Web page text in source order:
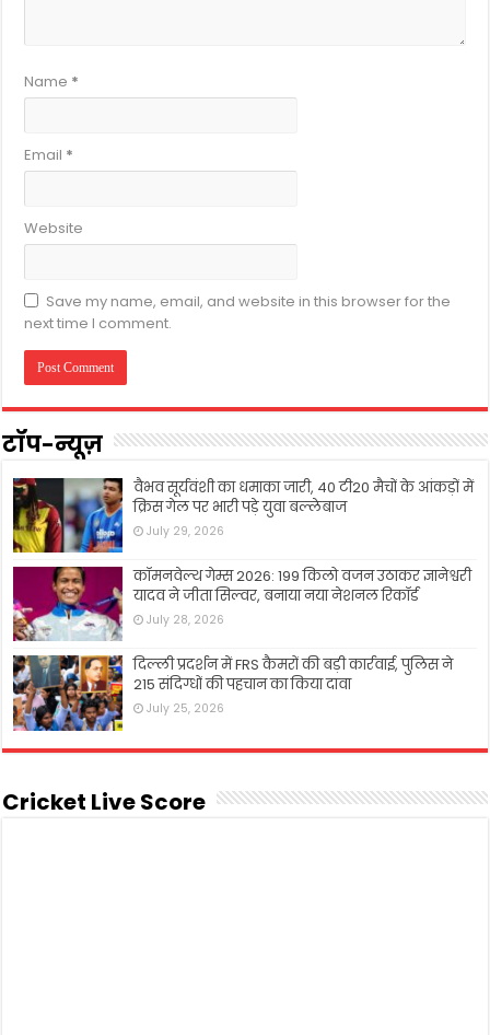
Name *
Email *
Website
Save my name, email, and website in this browser for the
next time I comment.
टॉप-न्यूज़
वैभव सूर्यवंशी का धमाका जारी, 40 टी20 मैचों के आंकड़ों में
क्रिस गेल पर भारी पड़े युवा बल्लेबाज
July 29, 2026
कॉमनवेल्थ गेम्स 2026: 199 किलो वजन उठाकर ज्ञानेश्वरी
यादव ने जीता सिल्वर, बनाया नया नेशनल रिकॉर्ड
July 28, 2026
दिल्ली प्रदर्शन में FRS कैमरों की बड़ी कार्रवाई, पुलिस ने
215 संदिग्धों की पहचान का किया दावा
July 25, 2026
Cricket Live Score